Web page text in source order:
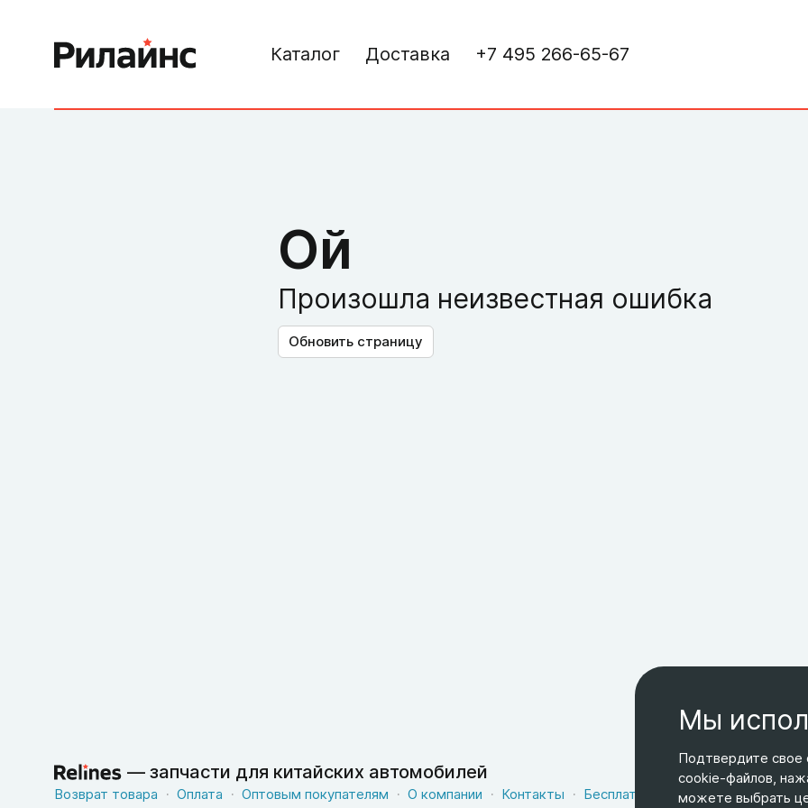
Каталог Доставка +7 495 266-65-67
Ой
Произошла неизвестная ошибка
Обновить страницу
— запчасти для китайских автомобилей
Возврат товара Оплата Оптовым покупателям О компании Контакты Бесплатная доставка
Оферта
Мы
Подтвердите свое
cookie-файлов,
можете выбрать